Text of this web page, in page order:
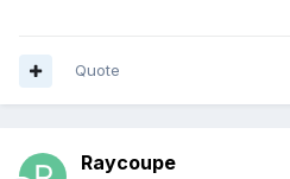
Quote
Raycoupe